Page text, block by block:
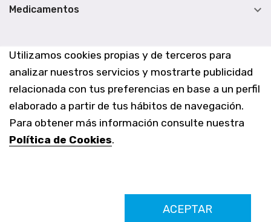
Utilizamos cookies propias y de terceros para
analizar nuestros servicios y mostrarte publicidad
relacionada con tus preferencias en base a un perfil
elaborado a partir de tus hábitos de navegación.
Para obtener más información consulte nuestra
Política de Cookies.
ACEPTAR
Medicamentos 
Farmacia Los Altos nº756
Ldo. Alfredo Aparicio Grau 22555408K